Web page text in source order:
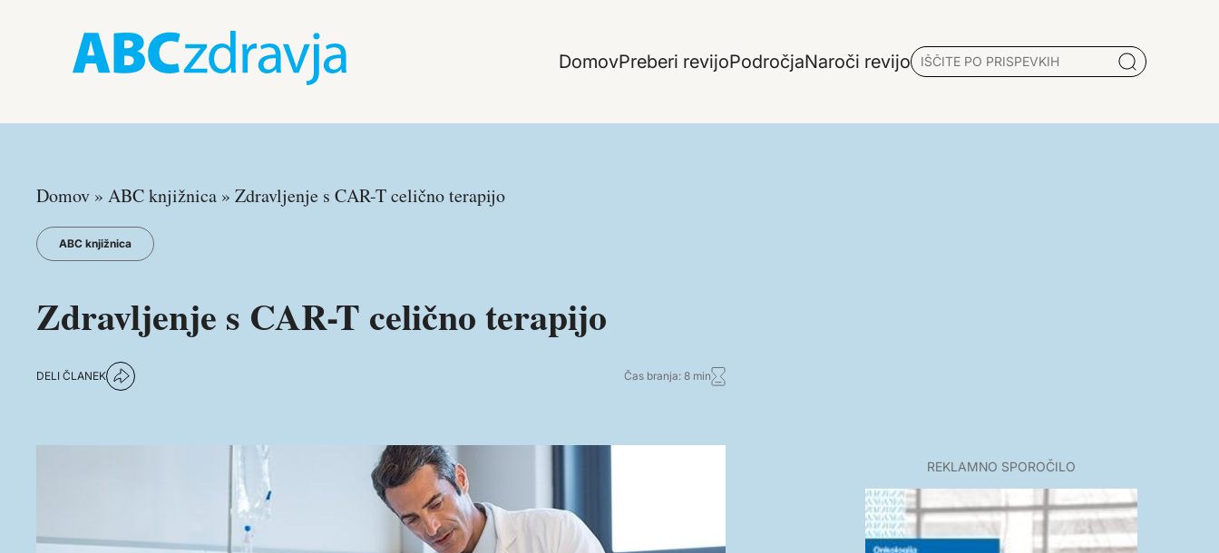
DomovPreberi revijoPodročjaNaroči revijo
Domov » ABC knjižnica » Zdravljenje s CAR-T celično terapijo
ABC knjižnica
Zdravljenje s CAR-T celično terapijo
DELI ČLANEK Čas branja: 8 min
REKLAMNO SPOROČILO